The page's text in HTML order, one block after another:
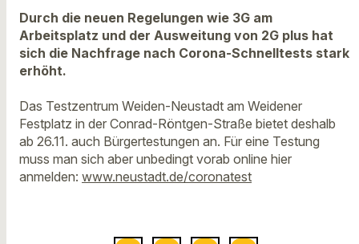
Durch die neuen Regelungen wie 3G am
Arbeitsplatz und der Ausweitung von 2G plus hat
sich die Nachfrage nach Corona-Schnelltests stark
erhöht.
Das Testzentrum Weiden-Neustadt am Weidener
Festplatz in der Conrad-Röntgen-Straße bietet deshalb
ab 26.11. auch Bürgertestungen an. Für eine Testung
muss man sich aber unbedingt vorab online hier
anmelden: www.neustadt.de/coronatest